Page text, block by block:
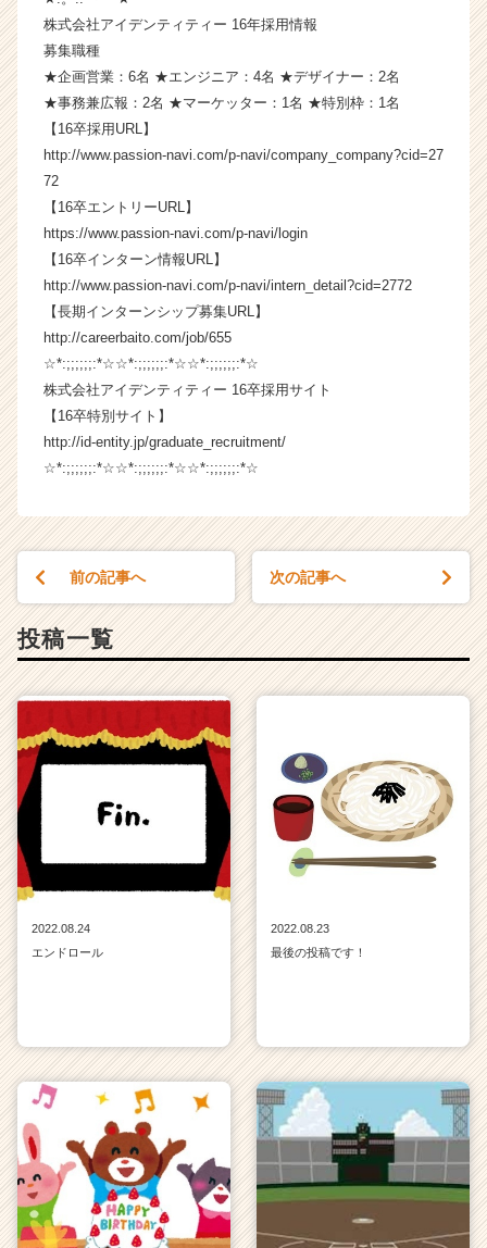
が
く
就
サ
チ
ア
キ
ャ
リ
ア
（C
e
r
C
r
株式会社アイデンティティー 16年採用情報
募集職種
★企画営業：6名 ★エンジニア：4名 ★デザイナー：2名
★事務兼広報：2名 ★マーケッター：1名 ★特別枠：1名
【16卒採用URL】
http://www.passion-navi.com/p-navi/company_company?cid=27
72
【16卒エントリーURL】
https://www.passion-navi.com/p-navi/login
【16卒インターン情報URL】
http://www.passion-navi.com/p-navi/intern_detail?cid=2772
【長期インターンシップ募集URL】
http://careerbaito.com/job/655
☆*:;;;;;;:*☆☆*:;;;;;;:*☆☆*:;;;;;;:*☆
株式会社アイデンティティー 16卒採用サイト
【16卒特別サイト】
http://id-entity.jp/graduate_recruitment/
☆*:;;;;;;:*☆☆*:;;;;;;:*☆☆*:;;;;;;:*☆
前の記事へ 次の記事へ
投稿一覧
2022.08.24
エンドロール
2022.08.23
最後の投稿です！